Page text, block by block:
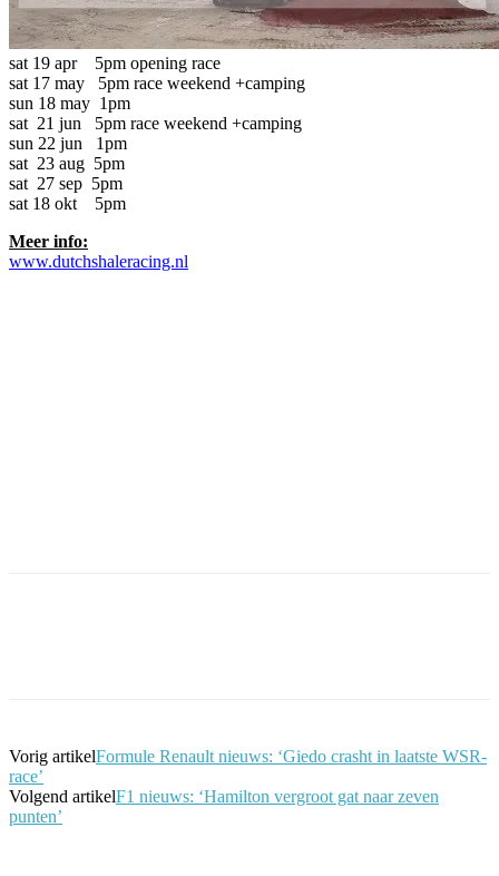
sat 19 apr 5pm opening race
sat 17 may 5pm race weekend +camping
sun 18 may 1pm
sat 21 jun 5pm race weekend +camping
sun 22 jun 1pm
sat 23 aug 5pm
sat 27 sep 5pm
sat 18 okt 5pm
Meer info:
www.dutchshaleracing.nl
Vorig artikelFormule Renault nieuws: ‘Giedo crasht in laatste WSR-
race’
Volgend artikelF1 nieuws: ‘Hamilton vergroot gat naar zeven
punten’